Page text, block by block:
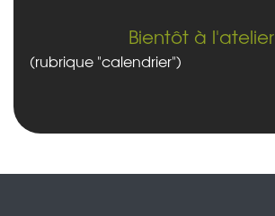
Bientôt à l'atelier
(rubrique "calendrier")